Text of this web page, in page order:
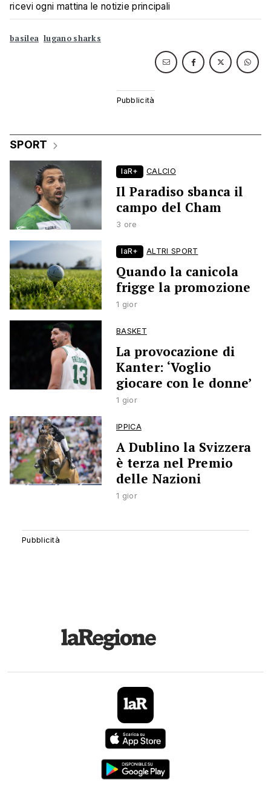
ricevi ogni mattina le notizie principali
basilea lugano sharks
SPORT
laR+ CALCIO
Il Paradiso sbanca il
campo del Cham
3 ore
laR+ ALTRI SPORT
Quando la canicola
frigge la promozione
1 gior
BASKET
La provocazione di
Kanter: ‘Voglio
giocare con le donne’
1 gior
IPPICA
A Dublino la Svizzera
è terza nel Premio
delle Nazioni
1 gior